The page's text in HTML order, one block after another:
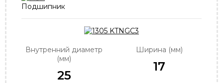
order@podshipnik-nn.ru
Подшипник
Внутренний диаметр
(мм)
25
Ширина (мм)
17